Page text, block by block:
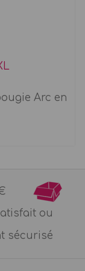
Arc en
79€
ou
sécurisé